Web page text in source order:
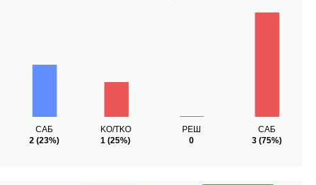
САБ
2 (23%)
KO/TKO
1 (25%)
РЕШ
0
САБ
3(75%)